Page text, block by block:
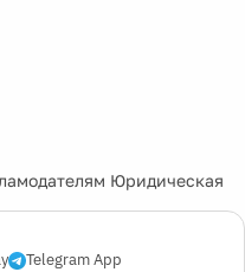
Юридическая
Telegram App